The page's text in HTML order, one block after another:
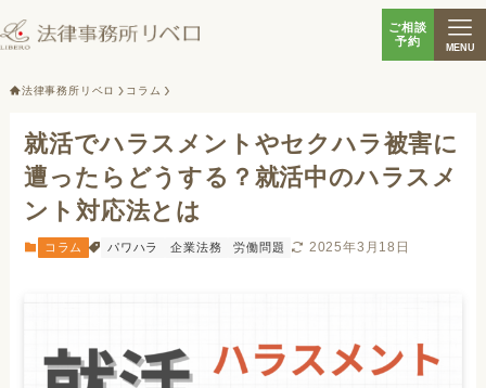
ご相談
予約 MENU
法律事務所リベロ コラム
就活でハラスメントやセクハラ被害に
遭ったらどうする？就活中のハラスメ
ント対応法とは
コラム パワハラ 企業法務 労働問題 2025年3月18日